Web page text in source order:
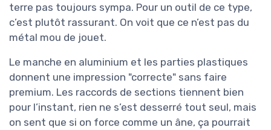
terre pas toujours sympa. Pour un outil de ce type,
c’est plutôt rassurant. On voit que ce n’est pas du
métal mou de jouet.
Le manche en aluminium et les parties plastiques
donnent une impression "correcte" sans faire
premium. Les raccords de sections tiennent bien
pour l’instant, rien ne s’est desserré tout seul, mais
on sent que si on force comme un âne, ça pourrait